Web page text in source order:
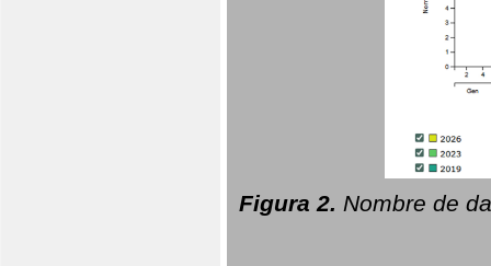
Figura 2. Nombre de